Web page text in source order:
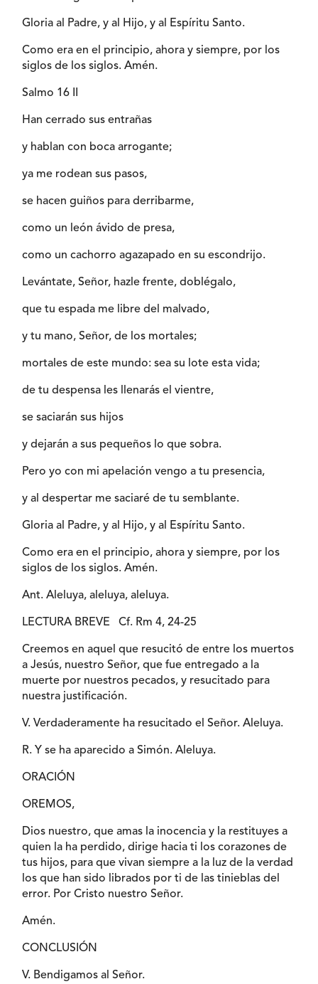
Gloria al Padre, y al Hijo, y al Espíritu Santo.
Como era en el principio, ahora y siempre, por los
siglos de los siglos. Amén.
Salmo 16 II
Han cerrado sus entrañas
y hablan con boca arrogante;
ya me rodean sus pasos,
se hacen guiños para derribarme,
como un león ávido de presa,
como un cachorro agazapado en su escondrijo.
Levántate, Señor, hazle frente, doblégalo,
que tu espada me libre del malvado,
y tu mano, Señor, de los mortales;
mortales de este mundo: sea su lote esta vida;
de tu despensa les llenarás el vientre,
se saciarán sus hijos
y dejarán a sus pequeños lo que sobra.
Pero yo con mi apelación vengo a tu presencia,
y al despertar me saciaré de tu semblante.
Gloria al Padre, y al Hijo, y al Espíritu Santo.
Como era en el principio, ahora y siempre, por los
siglos de los siglos. Amén.
Ant. Aleluya, aleluya, aleluya.
LECTURA BREVE Cf. Rm 4, 24-25
Creemos en aquel que resucitó de entre los muertos
a Jesús, nuestro Señor, que fue entregado a la
muerte por nuestros pecados, y resucitado para
nuestra justificación.
V. Verdaderamente ha resucitado el Señor. Aleluya.
R. Y se ha aparecido a Simón. Aleluya.
ORACIÓN
OREMOS,
Dios nuestro, que amas la inocencia y la restituyes a
quien la ha perdido, dirige hacia ti los corazones de
tus hijos, para que vivan siempre a la luz de la verdad
los que han sido librados por ti de las tinieblas del
error. Por Cristo nuestro Señor.
Amén.
CONCLUSIÓN
V. Bendigamos al Señor.